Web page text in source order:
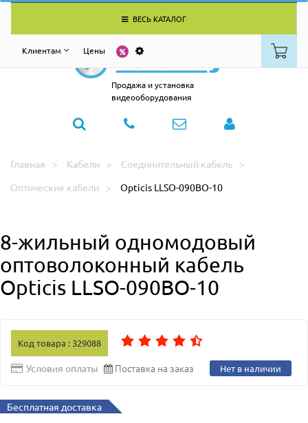
ВЕСЬ КАТАЛОГ
Клиентам Цены
Продажа и установка
видеооборудования
Главная Кабели
Соединительный кабель
Оптические кабели
Opticis LLSO-090BO-10
8-жильный одномодовый
оптоволоконный кабель
Opticis LLSO-090BO-10
Код товара : 329088
Условия оплаты Поставка на заказ Нет в наличии
Бесплатная доставка